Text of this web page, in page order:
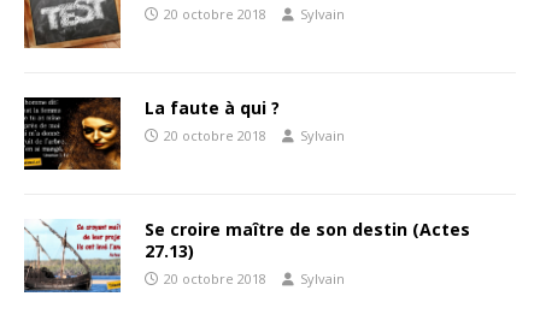
20 octobre 2018 Sylvain
La faute à qui ?
20 octobre 2018 Sylvain
Se croire maître de son destin (Actes
27.13)
20 octobre 2018 Sylvain